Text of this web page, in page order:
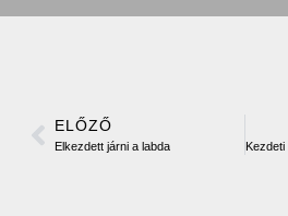
ELŐZŐ
Elkezdett járni a labda